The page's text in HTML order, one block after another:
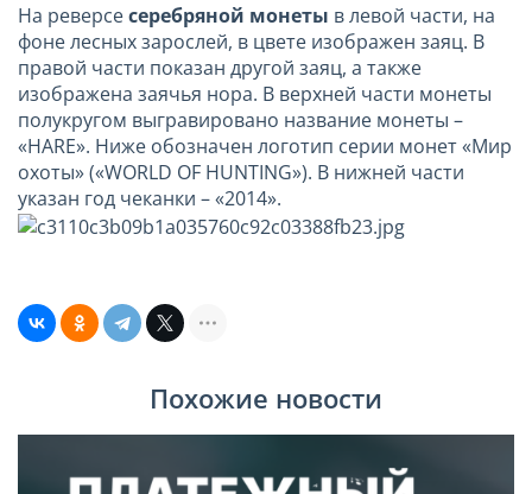
На реверсесеребряной монеты в левой части, на
фоне лесных зарослей, в цвете изображен заяц. В
правой части показан другой заяц, а также
изображена заячья нора. В верхней части монеты
полукругом выгравировано название монеты –
«HARE». Ниже обозначен логотип серии монет «Мир
охоты» («WORLD OF HUNTING»). В нижней части
указан год чеканки – «2014».
Похожие новости